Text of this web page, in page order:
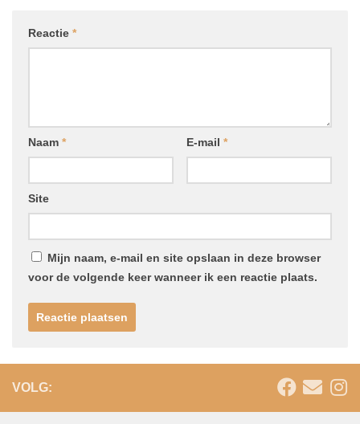
Reactie *
Naam * E-mail *
Site
Mijn naam, e-mail en site opslaan in deze browser
voor de volgende keer wanneer ik een reactie plaats.
VOLG: